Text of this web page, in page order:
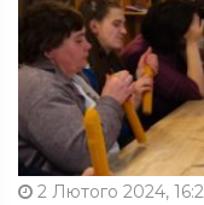
2 Лютого 2024,